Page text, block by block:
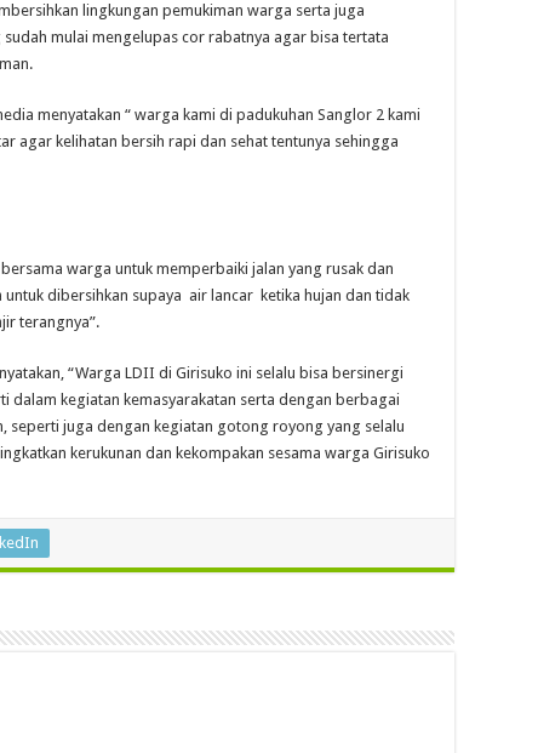
lingkungan pemukiman warga serta juga
mulai mengelupas cor rabatnya agar bisa tertata
menyatakan “ warga kami di padukuhan Sanglor 2 kami
agar kelihatan bersih rapi dan sehat tentunya sehingga
warga untuk memperbaiki jalan yang rusak dan
dibersihkan supaya air lancar ketika hujan dan tidak
terangnya”.
“Warga LDII di Girisuko ini selalu bisa bersinergi
dalam kegiatan kemasyarakatan serta dengan berbagai
seperti juga dengan kegiatan gotong royong yang selalu
kerukunan dan kekompakan sesama warga Girisuko